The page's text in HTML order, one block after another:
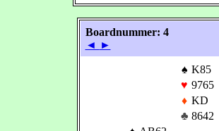
Boardnummer: 4
◄ ►
♠ K85
♥ 9765
♦ KD
♣ 8642